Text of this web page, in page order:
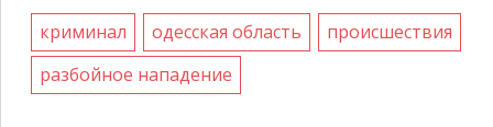
криминал одесская область
происшествия
разбойное нападение